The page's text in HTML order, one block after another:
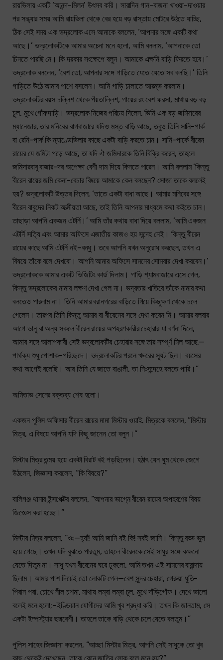
রায়ভিলায় একটি ‘আনন্দ-মিলন’ উৎসব করি। সারাদিন গান-বাজনা খাওয়া-দাওয়ার
পর সন্ধ্যার সময় আমি রায়ভিলা থেকে বের হয়ে বড় রাস্তায় মোটরে উঠতে যাচ্ছি,
ঠিক সেই সময় এক ভদ্রলোক এসে আমাকে বললেন, ‘আপনার সঙ্গে একটি কথা
আছে।’ ভদ্রলোকটিকে আমার অচেনা মনে হলো, আমি বললাম, ‘আপনাকে তো
চিনতে পারছি নে। কি দরকার সংক্ষেপে বলুন। আমাকে এক্ষনি বাড়ি ফিরতে হবে।’
ভদ্রলোক বললেন, ‘বেশ তো, আপনার সঙ্গে গাড়িতে যেতে যেতে সব বলছি।’ তিনি
গাড়িতে উঠে আমাব পাশে বসলেন। আমি গাড়ি চালাতে আরম্ভ করলাম।
ভদ্রলোকটির বয়স চল্লিশ থেকে পঁয়তাল্লিশ, গায়ের রং বেশ ফরসা, মাথায় বড় বড়
চুল, মুখে গোঁফদাড়ি। ভদ্রলোক নিজের পরিচয় দিলেন, ভিনি এক বড় জমিদারের
ম্যানেজার, তার মনিবের বাগবাজারে যদিও মস্ত বাড়ি আছে, তবুও তিনি সানি-পার্ক
বা রেনি-পার্ক কি ন্যাণ্ডেভিলার কাছে একটা বাড়ি করতে চান। সানি-পার্কে বীরেন
রায়ের যে জমিটা পড়ে আছে, তা যদি ঐ জমিদারকে তিনি বিক্রি করেন, তাহলে
জমিদারবাবু বাজার-দর অপেক্ষা বেশী দাম দিয়ে কিনতে পারেন। আমি বললাম ‘কিন্তু
বীরেন রায়ের জমি কেনা-বেচার বিষয়ে আমাকে কেন বলছেন? সোজা তাকে বললেই
হয়? ভদ্রলোকটি উত্তর দিলেন, ‘তাতে একটা বাধা আছে। আমার মনিবের সঙ্গে
বীরেন বাবুদের নিকট আত্মীয়তা আছে, তাই তিনি আপনার মাধ্যমে কথা কইতে চান।
তাছাড়া আপনি একজন এটর্নি।’ আমি তাঁর কথায় বাধা দিয়ে বললাম, ‘আমি একজন
এটর্নি সত্যি এবং আমার অফিসে এজাতীয় কাজও হয় সন্দেহ নেই। কিন্তু বীরেন
রায়ের কাছে আমি এটর্নি নই–বন্ধু। তবে আপনি যখন অনুরোধ করছেন, তখন এ
বিষয়ে তাঁকে বলে দেখবো। আপনি আমার অফিসে সামনের সোমবার দেখা করবেন।’
ভদ্রলোককে আমার একটি ভিজিটিং কার্ড দিলাম। গাড়ি শ্যামবাজারে এসে গেল,
কিন্তু ভদ্রলোকের নামার লক্ষণ দেখা গেল না। ভদ্রতার খাতিরে তাঁকে নামার কথা
বলতেও পারলাম না। তিনি আমার বরানগরের বাড়িতে গিয়ে কিছুক্ষণ থেকে চলে
গেলেন। তারপর তিনি কিন্তু আমাব বা বীরেনের সঙ্গে দেখা করেন নি। আমার বলবার
আগে ভানু বা অন্য সকলে বীরেন রায়ের অপহরণকারীর চেহারার যা বর্ণনা দিলে,
আমার সঙ্গে আলাপকারী সেই ভদ্রলোকটির চেহারার সঙ্গে তার সম্পূর্ণ মিল আছে,—
পার্থক্য শুধু পোশাক-পরিচ্ছদে। ভদ্রলোকটির পরনে খদ্দরের স্যুট ছিল। বয়সের
কথা আগেই বলেছি। আর তিনি যে জাতে বাঙালী, তা নিঃসন্দেহে বলতে পারি।”
অমিতাভ সেনের বক্তব্য শেষ হলো।
একজন পুলিস অফিসার বীরেন রায়ের মামা মিস্টার ওয়াই. মিত্রকে বললেন, “মিস্টার
মিত্র, এ বিষয়ে আপনি যদি কিছু জানেন তো বলুন।”
মিস্টার মিত্র তন্ময় হয়ে একটা বিরাট বই পড়ছিলেন। হঠাৎ যেন ঘুম থেকে জেগে
উঠলেন, জিজ্ঞাসা করলেন, “কি বিষয়ে?”
বালিগঞ্জ থানার ইন্সপেক্টর বললেন, “আপনার ভাগ্নে বীরেন রায়ের অপহরণের বিষয়
জিজ্ঞেস করা হচ্ছে।”
মিস্টার মিত্র বললেন, “ওঃ—হ্যাঁ! আমি জানি বই কি! সবই জানি। কিন্তু বড্ড ভুল
হয়ে গেছে। তখন যদি বুঝতে পারতুম, তাহলে বীরেনকে সেই সাধুর সঙ্গে কক্ষনো
যেতে দিতুম না। সাধু যখন বীরেনের ঘরে ঢুকলো, আমি তখন এই সামনের বারান্দায়
ছিলাম। আমার পাশ দিয়েই তো লোকটি গেল—বেশ সুন্দর চেহারা, গেরুয়া ধুতি-
পিরান পরা, চোখে নীল চশমা, মাথায় লম্বা লম্বা চুল, মুখে দাঁড়িগোঁফ। দেখে ভালো
বলেই মনে হলো;–ইণ্ডিয়ান যোগীদের আমি খুব শ্রদ্ধা করি। তখন কি জানতাম, সে
একটা ইম্পস্ট্যার ছদ্মবেশী। তাহলে তাকে বাড়ি থেকে চলে যেতে বলতুম।”
পুলিস সাহেব জিজ্ঞাসা করলেন, “আচ্ছা মিস্টার মিত্র, আপনি সেই সাধুকে তো খুব